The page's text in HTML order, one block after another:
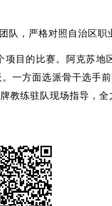
，严格对照自治区职
目的比赛。阿克苏地
一方面选派骨干选手
教练驻队现场指导，全